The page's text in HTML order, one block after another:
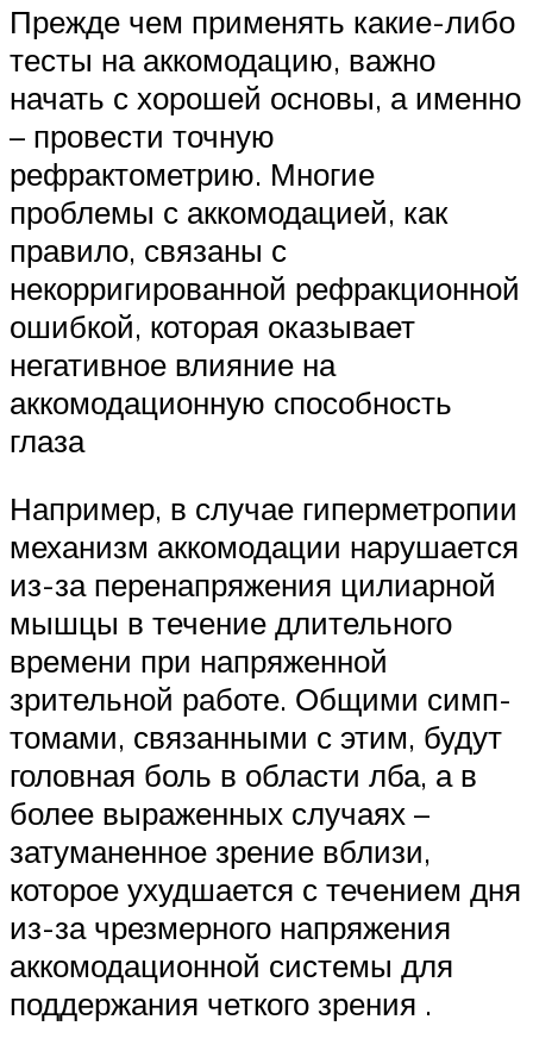
Прежде чем применять какие-либо
тесты на аккомодацию, важно
начать с хорошей основы, а именно
– провести точную
рефрактометрию. Многие
проблемы с аккомодацией, как
правило, связаны с
некорригированной ре­фракционной
ошибкой, которая оказывает
негативное влияние на
аккомодационную способность
глаза
Например, в случае гиперметропии
механизм аккомодации нарушается
из-за перенапряжения цилиарной
мышцы в течение длительного
времени при напряженной
зрительной работе. Общими симп­
томами, связанными с этим, будут
головная боль в области лба, а в
более выраженных случаях –
затуманенное зрение вблизи,
которое ухудшается с течением дня
из-за чрезмерного напряжения
аккомодационной системы для
поддержания четкого зрения .